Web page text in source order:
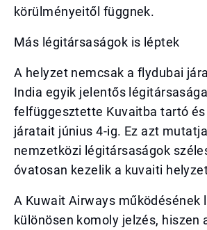
körülményeitől függnek.
Más légitársaságok is léptek
A helyzet nemcsak a flydubai
India egyik jelentős
felfüggesztette Kuvaitba tartó
járatait június 4-ig. Ez azt
nemzetközi légitársaságok
óvatosan kezelik a kuvaiti
A Kuwait Airways működésének
különösen komoly jelzés, hiszen